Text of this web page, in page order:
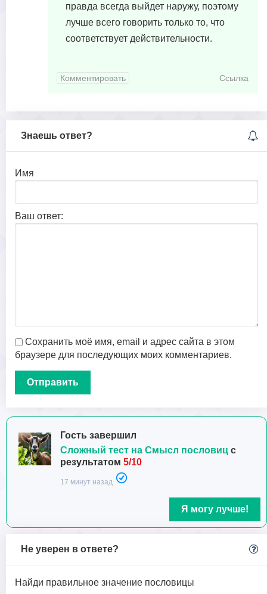
правда всегда выйдет наружу, поэтому
лучше всего говорить только то, что
соответствует действительности.
Комментировать Ссылка
Знаешь ответ?
Имя
Ваш ответ:
Сохранить моё имя, email и адрес сайта в этом
браузере для последующих моих комментариев.
Гость завершил
Сложный тест на Смысл пословиц с
результатом 5/10
17 минут назад
Я могу лучше!
Не уверен в ответе?
Найди правильное значение пословицы